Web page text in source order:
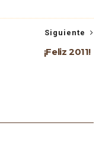
Siguiente
¡Feliz 2011!